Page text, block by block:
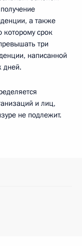
а также
которому срок
три
написанной
дней.
и лиц,
не подлежит.